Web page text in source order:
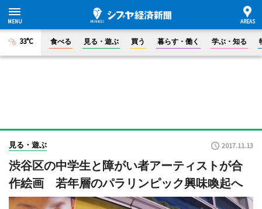
33°C 食べる 見る・遊ぶ 買う 暮らす・働く 学ぶ・知る
見る・遊ぶ 2017.11.13
渋谷区の中学生と障がい者アーティストが合
作絵画 若年層のパラリンピック興味喚起へ